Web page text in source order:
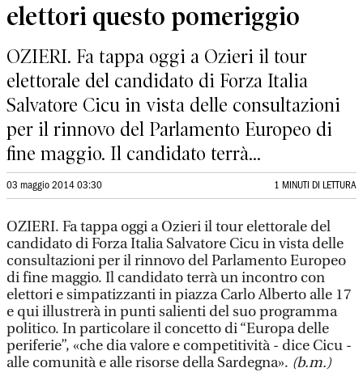
elettori questo pomeriggio
OZIERI. Fa tappa oggi a Ozieri il tour
elettorale del candidato di Forza Italia
Salvatore Cicu in vista delle consultazioni
per il rinnovo del Parlamento Europeo di
fine maggio. Il candidato terrà...
03 maggio 2014 03:30 1 MINUTI DI LETTURA
OZIERI. Fa tappa oggi a Ozieri il tour elettorale del
candidato di Forza Italia Salvatore Cicu in vista delle
consultazioni per il rinnovo del Parlamento Europeo
di fine maggio. Il candidato terrà un incontro con
elettori e simpatizzanti in piazza Carlo Alberto alle 17
e qui illustrerà in punti salienti del suo programma
politico. In particolare il concetto di “Europa delle
periferie”, «che dia valore e competitività - dice Cicu -
alle comunità e alle risorse della Sardegna». (b.m.)